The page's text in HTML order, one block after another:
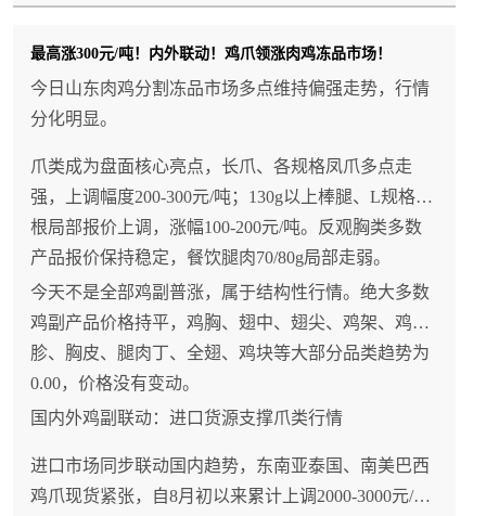
最高涨300元/吨！内外联动！鸡爪领涨肉鸡冻品市场！
今日山东肉鸡分割冻品市场多点维持偏强走势，行情
分化明显。
爪类成为盘面核心亮点，长爪、各规格凤爪多点走
强，上调幅度200-300元/吨；130g以上棒腿、L规格翅
根局部报价上调，涨幅100-200元/吨。反观胸类多数
产品报价保持稳定，餐饮腿肉70/80g局部走弱。
今天不是全部鸡副普涨，属于结构性行情。绝大多数
鸡副产品价格持平，鸡胸、翅中、翅尖、鸡架、鸡
胗、胸皮、腿肉丁、全翅、鸡块等大部分品类趋势为
0.00，价格没有变动。
国内外鸡副联动：进口货源支撑爪类行情
进口市场同步联动国内趋势，东南亚泰国、南美巴西
鸡爪现货紧张，自8月初以来累计上调2000-3000元/